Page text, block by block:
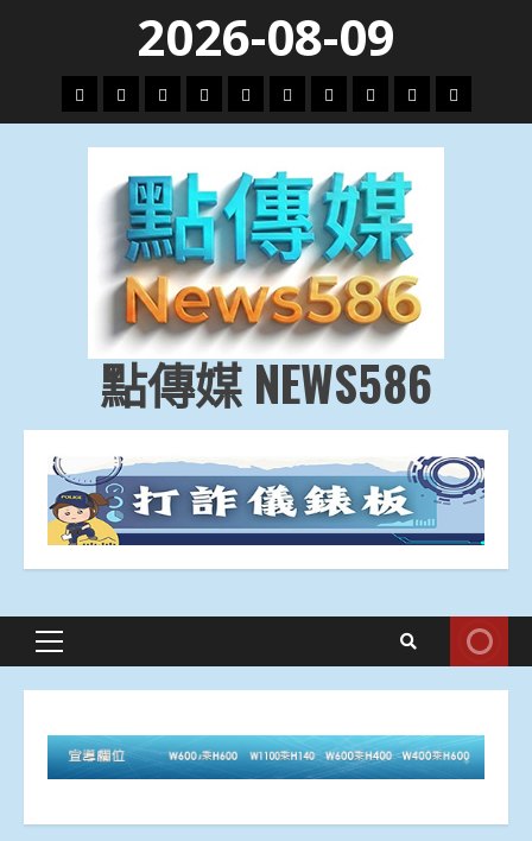
content
2026-08-09
頭
條
財
經
地
方.
會
文
教.
技
專
題
娛
樂
劇
政
治
國
際
運
動
生
活
點傳媒 NEWS586
Primary